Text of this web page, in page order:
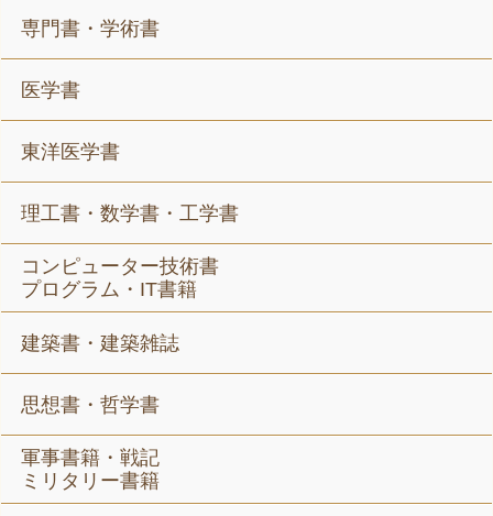
専門書・学術書
医学書
東洋医学書
理工書・数学書・工学書
コンピューター技術書
プログラム・IT書籍
建築書・建築雑誌
思想書・哲学書
軍事書籍・戦記
ミリタリー書籍